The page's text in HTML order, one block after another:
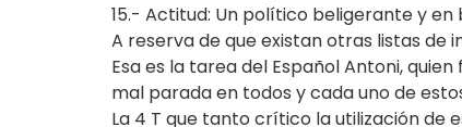
15.- Actitud: Un político beligerante y
A reserva de que existan otras listas de
Esa es la tarea del Español Antoni,
mal parada en todos y cada uno de
La 4 T que tanto crítico la utilización de